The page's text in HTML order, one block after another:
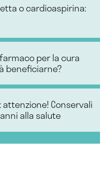
o cardioaspirina:
per la cura
beneficiarne?
Conservali
alla salute